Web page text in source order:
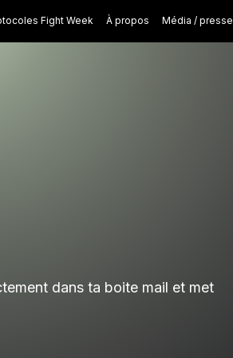
Fight Week À propos Média / presse
dans ta boite mail et met